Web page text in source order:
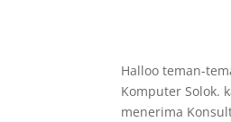
Halloo teman-
Komputer Solok.
menerima